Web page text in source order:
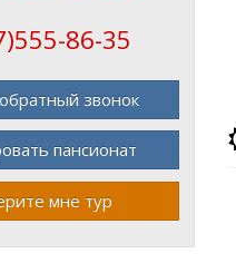
86-35
звонок
пансионат
мне тур